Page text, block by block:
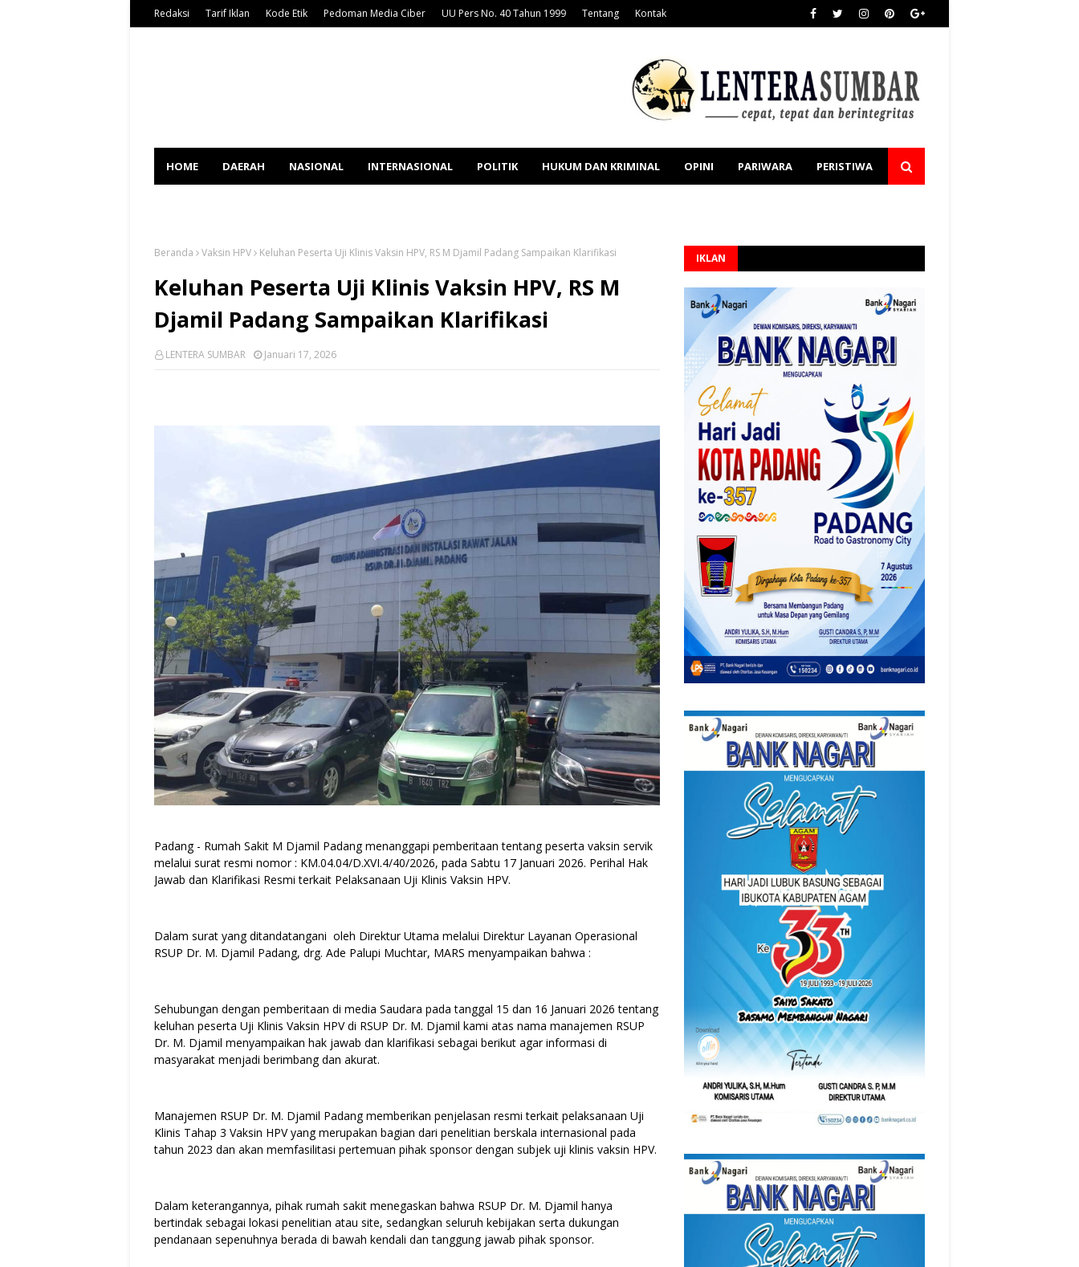
Redaksi Tarif Iklan Kode Etik Pedoman Media Ciber UU Pers No. 40 Tahun 1999 Tentang Kontak
HOME DAERAH NASIONAL INTERNASIONAL POLITIK HUKUM DAN KRIMINAL OPINI PARIWARA PERISTIWA
Beranda Vaksin HPV Keluhan Peserta Uji Klinis Vaksin HPV, RS M Djamil Padang Sampaikan Klarifikasi
Keluhan Peserta Uji Klinis Vaksin HPV, RS M
Djamil Padang Sampaikan Klarifikasi
LENTERA SUMBAR Januari 17, 2026
Padang - Rumah Sakit M Djamil Padang menanggapi pemberitaan tentang peserta vaksin servik
melalui surat resmi nomor : KM.04.04/D.XVI.4/40/2026, pada Sabtu 17 Januari 2026. Perihal Hak
Jawab dan Klarifikasi Resmi terkait Pelaksanaan Uji Klinis Vaksin HPV.
Dalam surat yang ditandatangani oleh Direktur Utama melalui Direktur Layanan Operasional
RSUP Dr. M. Djamil Padang, drg. Ade Palupi Muchtar, MARS menyampaikan bahwa :
Sehubungan dengan pemberitaan di media Saudara pada tanggal 15 dan 16 Januari 2026 tentang
keluhan peserta Uji Klinis Vaksin HPV di RSUP Dr. M. Djamil kami atas nama manajemen RSUP
Dr. M. Djamil menyampaikan hak jawab dan klarifikasi sebagai berikut agar informasi di
masyarakat menjadi berimbang dan akurat.
Manajemen RSUP Dr. M. Djamil Padang memberikan penjelasan resmi terkait pelaksanaan Uji
Klinis Tahap 3 Vaksin HPV yang merupakan bagian dari penelitian berskala internasional pada
tahun 2023 dan akan memfasilitasi pertemuan pihak sponsor dengan subjek uji klinis vaksin HPV.
Dalam keterangannya, pihak rumah sakit menegaskan bahwa RSUP Dr. M. Djamil hanya
bertindak sebagai lokasi penelitian atau site, sedangkan seluruh kebijakan serta dukungan
pendanaan sepenuhnya berada di bawah kendali dan tanggung jawab pihak sponsor.
IKLAN